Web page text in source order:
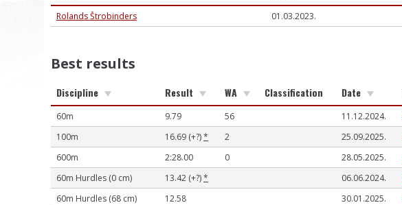
Rolands Štrobinders 01.03.2023.
Best results
Discipline Result WA Classification Date
60m 9.79 56 11.12.2024.
100m
16.69 (+?)* 2 25.09.2025.
600m
2:28.00 0 28.05.2025.
60m Hurdles (0 cm)
13.42 (+?)* 06.06.2024.
60m Hurdles (68 cm)
12.58 30.01.2025.